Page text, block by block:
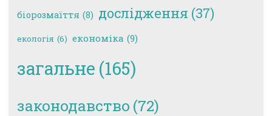
біорозмаїття (8) дослідження (37)
екологія (6) економіка (9)
загальне (165)
законодавство (72)